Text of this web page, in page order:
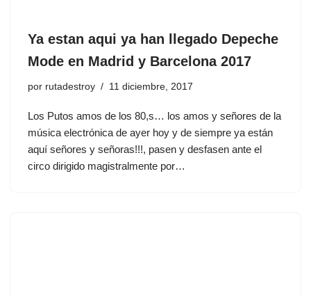
Ya estan aqui ya han llegado Depeche
Mode en Madrid y Barcelona 2017
por rutadestroy 11 diciembre, 2017
Los Putos amos de los 80,s… los amos y señores de la
música electrónica de ayer hoy y de siempre ya están
aquí señores y señoras!!!, pasen y desfasen ante el
circo dirigido magistralmente por…